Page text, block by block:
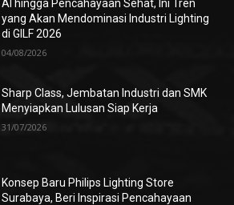
AI hingga Pencahayaan Sehat, Ini Tren
yang Akan Mendominasi Industri Lighting
di GILF 2026
04/08/2026
Sharp Class, Jembatan Industri dan SMK
Menyiapkan Lulusan Siap Kerja
31/07/2026
Konsep Baru Philips Lighting Store
Surabaya, Beri Inspirasi Pencahayaan